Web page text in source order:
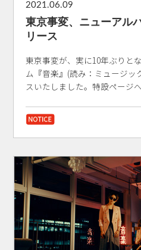
2021.06.09
東京事変、ニューアル
リース
東京事変が、実に10年ぶりと
ム『音楽』(読み：ミュージッ
スいたしました。特設ページ